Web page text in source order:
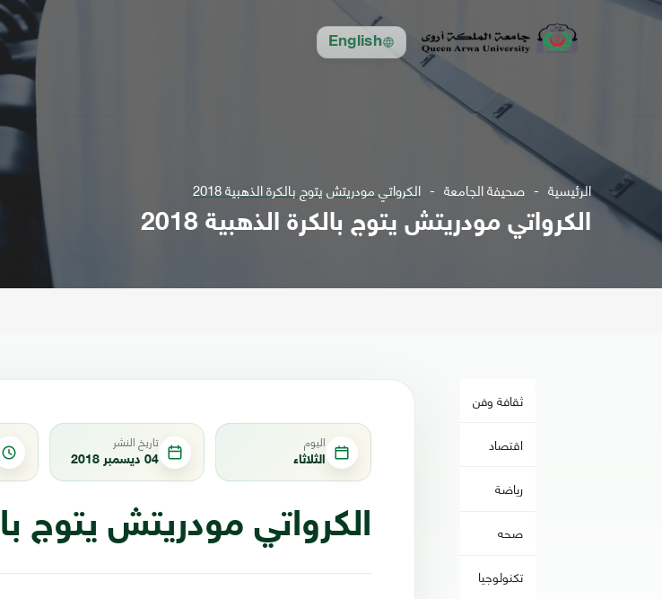
English
الرئيسية صحيفة الجامعة الكرواتي مودريتش يتوج بالكرة الذهبية 2018
الكرواتي مودريتش يتوج بالكرة الذهبية 2018
ثقافة وفن
اقتصاد
رياضة
صحه
تكنولوجيا
اليوم
الثلاثاء
تاريخ النشر
04 ديسمبر 2018
الكرواتي مودريتش يتوج